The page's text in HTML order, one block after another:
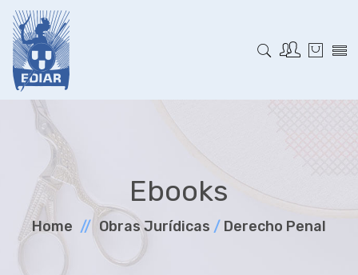
Ebooks
Home Obras Jurí­dicas / Derecho Penal